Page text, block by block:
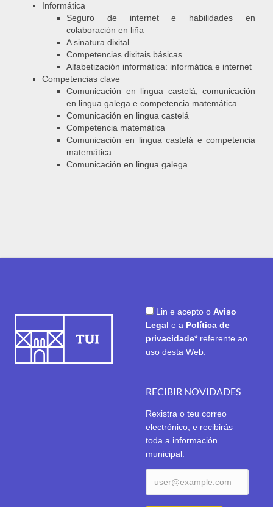
Informática
Seguro de internet e habilidades en
colaboración en liña
A sinatura dixital
Competencias dixitais básicas
Alfabetización informática: informática e internet
Competencias clave
Comunicación en lingua castelá, comunicación
en lingua galega e competencia matemática
Comunicación en lingua castelá
Competencia matemática
Comunicación en lingua castelá e competencia
matemática
Comunicación en lingua galega
Lin e acepto o Aviso
Legal e a Política de
privacidade* referente ao
uso desta Web.
RECIBIR NOVIDADES
Rexistra o teu correo
electrónico, e recibirás
toda a información
municipal.